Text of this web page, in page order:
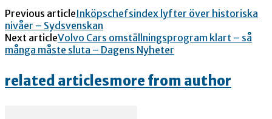
Previous articleInköpschefsindex lyfter över historiska
nivåer – Sydsvenskan
Next articleVolvo Cars omställningsprogram klart – så
många måste sluta – Dagens Nyheter
related articlesmore from author